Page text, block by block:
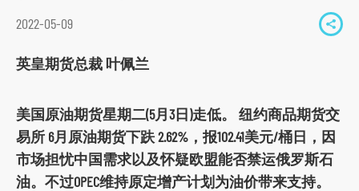
2022-05-09
S
r
e
t
o
英皇期货总裁 叶佩兰
美国原油期货星期二(5月3日)走低。 纽约商品期货交
易所 6月原油期货下趺 2.62%，报102.41美元/桶日，因
市场担忧中国需求以及怀疑欧盟能否禁运俄罗斯石
油。不过OPEC维持原定增产计划为油价带来支持。